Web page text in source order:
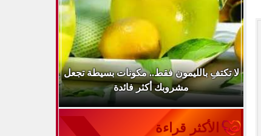
لا تكتفِ بالليمون فقط.. مكونات بسيطة تجعل
مشروبك أكثر فائدة
الأكثر قراءة